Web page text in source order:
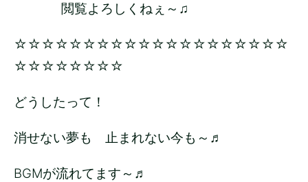
閲覧よろしくねぇ～♫
☆☆☆☆☆☆☆☆☆☆☆☆☆☆☆☆☆☆☆☆
☆☆☆☆☆☆☆☆
どうしたって！
消せない夢も 止まれない今も～♬
BGMが流れてます～♬